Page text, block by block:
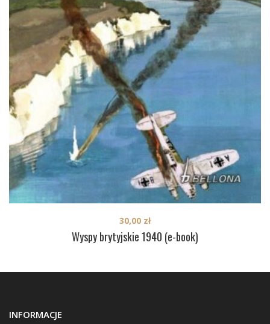
Wyspy brytyjskie 1940 (e-book)
30,00 zł
INFORMACJE